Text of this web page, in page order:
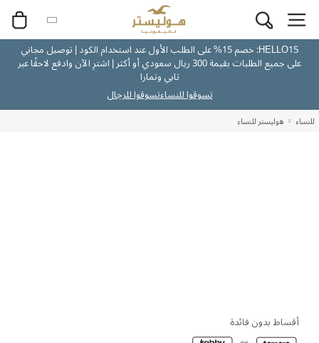
HELLO15: خصم 15% على الطلب الأول عند استخدام الكود | توصيل مجاني
على جميع الطلبات بقيمة 300 ريال سعودي أو أكثر | اشترِ الآن وادفع لاحقًا عبر
تابي وتمارا
تسوقوا للنساءتسوقوا للرجال
للنساء هوليستر للنساء
أقساط بدون فائدة